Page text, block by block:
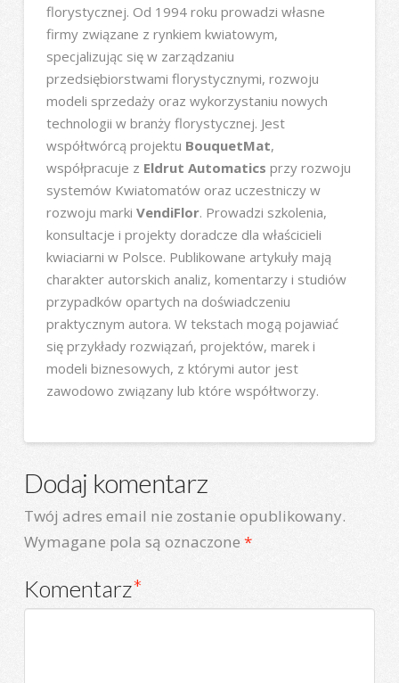
florystycznej. Od 1994 roku prowadzi własne
firmy związane z rynkiem kwiatowym,
specjalizując się w zarządzaniu
przedsiębiorstwami florystycznymi, rozwoju
modeli sprzedaży oraz wykorzystaniu nowych
technologii w branży florystycznej. Jest
współtwórcą projektu BouquetMat,
współpracuje z Eldrut Automatics przy rozwoju
systemów Kwiatomatów oraz uczestniczy w
rozwoju marki VendiFlor. Prowadzi szkolenia,
konsultacje i projekty doradcze dla właścicieli
kwiaciarni w Polsce. Publikowane artykuły mają
charakter autorskich analiz, komentarzy i studiów
przypadków opartych na doświadczeniu
praktycznym autora. W tekstach mogą pojawiać
się przykłady rozwiązań, projektów, marek i
modeli biznesowych, z którymi autor jest
zawodowo związany lub które współtworzy.
Dodaj komentarz
Twój adres email nie zostanie opublikowany.
Wymagane pola są oznaczone *
Komentarz*